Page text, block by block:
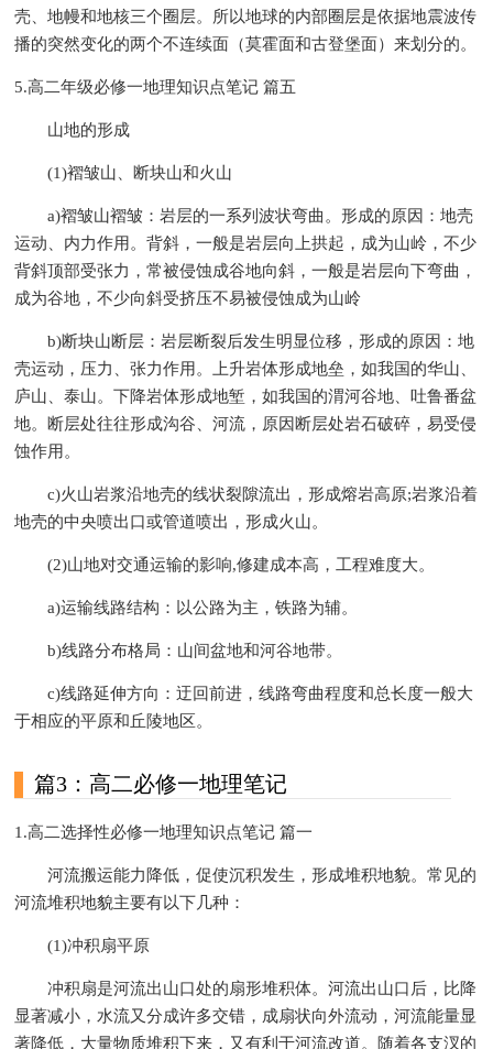
壳、地幔和地核三个圈层。所以地球的内部圈层是依据地震波传
播的突然变化的两个不连续面（莫霍面和古登堡面）来划分的。
5.高二年级必修一地理知识点笔记 篇五
山地的形成
(1)褶皱山、断块山和火山
a)褶皱山褶皱：岩层的一系列波状弯曲。形成的原因：地壳
运动、内力作用。背斜，一般是岩层向上拱起，成为山岭，不少
背斜顶部受张力，常被侵蚀成谷地向斜，一般是岩层向下弯曲，
成为谷地，不少向斜受挤压不易被侵蚀成为山岭
b)断块山断层：岩层断裂后发生明显位移，形成的原因：地
壳运动，压力、张力作用。上升岩体形成地垒，如我国的华山、
庐山、泰山。下降岩体形成地堑，如我国的渭河谷地、吐鲁番盆
地。断层处往往形成沟谷、河流，原因断层处岩石破碎，易受侵
蚀作用。
c)火山岩浆沿地壳的线状裂隙流出，形成熔岩高原;岩浆沿着
地壳的中央喷出口或管道喷出，形成火山。
(2)山地对交通运输的影响,修建成本高，工程难度大。
a)运输线路结构：以公路为主，铁路为辅。
b)线路分布格局：山间盆地和河谷地带。
c)线路延伸方向：迂回前进，线路弯曲程度和总长度一般大
于相应的平原和丘陵地区。
篇3：高二必修一地理笔记
1.高二选择性必修一地理知识点笔记 篇一
河流搬运能力降低，促使沉积发生，形成堆积地貌。常见的
河流堆积地貌主要有以下几种：
(1)冲积扇平原
冲积扇是河流出山口处的扇形堆积体。河流出山口后，比降
显著减小，水流又分成许多交错，成扇状向外流动，河流能量显
著降低，大量物质堆积下来，又有利于河流改道。随着各支汊的